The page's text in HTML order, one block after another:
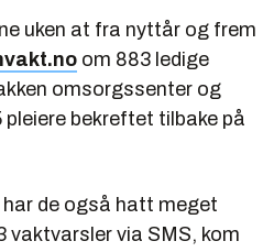
uken at fra nyttår og frem
om 883 ledige
omsorgssenter og
pleiere bekreftet tilbake på
de også hatt meget
vaktvarsler via SMS, kom